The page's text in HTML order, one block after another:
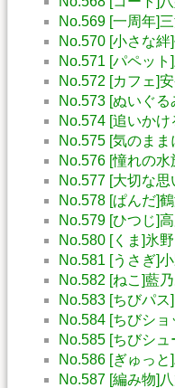
No.569 [一周年]
No.570 [小さな絆
No.571 [パペット
No.572 [カフェ]
No.573 [ぬいぐる
No.574 [追いか
No.575 [気のまま
No.576 [憧れの
No.577 [大切な思
No.578 [ぱんだ]
No.579 [ひつじ]
No.580 [くま]氷
No.581 [うさぎ]
No.582 [ねこ]藍
No.583 [ちびパ
No.584 [ちびショ
No.585 [ちびシ
No.586 [ぎゅっ
No.587 [編み物]